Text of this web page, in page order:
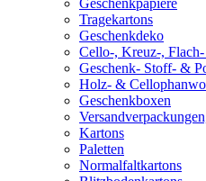
Geschenkpapiere
Tragekartons
Geschenkdeko
Cello-, Kreuz-,
Geschenk- Stoff- &
Holz- &
Geschenkboxen
Kartons
Paletten
Normalfaltkartons